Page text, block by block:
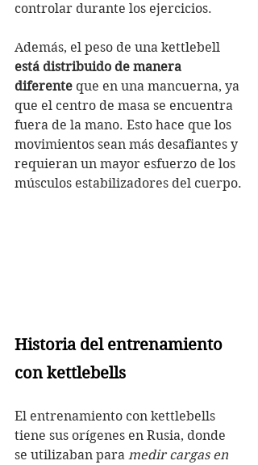
controlar durante los ejercicios.
Además, el peso de una kettlebell
está distribuido de manera
diferente que en una mancuerna, ya
que el centro de masa se encuentra
fuera de la mano. Esto hace que los
movimientos sean más desafiantes y
requieran un mayor esfuerzo de los
músculos estabilizadores del cuerpo.
Historia del entrenamiento
con kettlebells
El entrenamiento con kettlebells
tiene sus orígenes en Rusia, donde
se utilizaban para medir cargas en